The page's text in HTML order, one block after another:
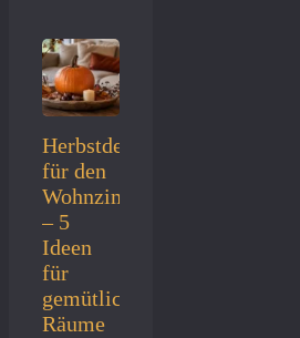
Herbstdeko
für den
Wohnzimmertisch
– 5
Ideen
für
gemütliche
Räume